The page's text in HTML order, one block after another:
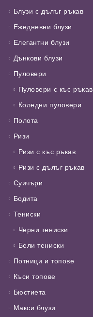
Блузи с дълъг ръкав
Ежедневни блузи
Елегантни блузи
Дънкови блузи
Пуловери
Пуловери с къс ръкав
Коледни пуловери
Полота
Ризи
Ризи с къс ръкав
Ризи с дълъг ръкав
Суичъри
Бодита
Тениски
Черни тениски
Бели тениски
Потници и топове
Къси топове
Бюстиета
Макси блузи